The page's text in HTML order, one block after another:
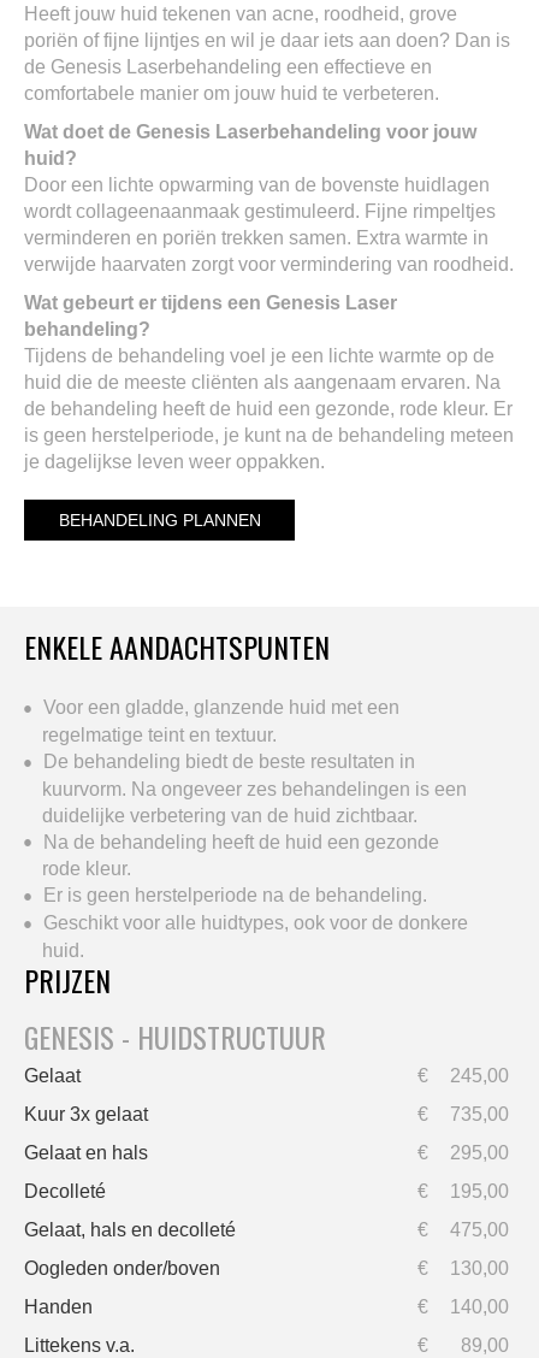
Heeft jouw huid tekenen van acne, roodheid, grove
poriën of fijne lijntjes en wil je daar iets aan doen? Dan is
de Genesis Laserbehandeling een effectieve en
comfortabele manier om jouw huid te verbeteren.
Wat doet de Genesis Laserbehandeling voor jouw
huid?
Door een lichte opwarming van de bovenste huidlagen
wordt collageenaanmaak gestimuleerd. Fijne rimpeltjes
verminderen en poriën trekken samen. Extra warmte in
verwijde haarvaten zorgt voor vermindering van roodheid.
Wat gebeurt er tijdens een Genesis Laser
behandeling?
Tijdens de behandeling voel je een lichte warmte op de
huid die de meeste cliënten als aangenaam ervaren. Na
de behandeling heeft de huid een gezonde, rode kleur. Er
is geen herstelperiode, je kunt na de behandeling meteen
je dagelijkse leven weer oppakken.
BEHANDELING PLANNEN
ENKELE AANDACHTSPUNTEN
Voor een gladde, glanzende huid met een
regelmatige teint en textuur.
De behandeling biedt de beste resultaten in
kuurvorm. Na ongeveer zes behandelingen is een
duidelijke verbetering van de huid zichtbaar.
Na de behandeling heeft de huid een gezonde
rode kleur.
Er is geen herstelperiode na de behandeling.
Geschikt voor alle huidtypes, ook voor de donkere
huid.
PRIJZEN
GENESIS - HUIDSTRUCTUUR
Gelaat €
245,00
Kuur 3x gelaat
€
735,00
Gelaat en hals
€
295,00
Decolleté
€
195,00
Gelaat, hals en decolleté
€
475,00
Oogleden onder/boven
€
130,00
Handen
€
140,00
Littekens v.a.
€ 89,00